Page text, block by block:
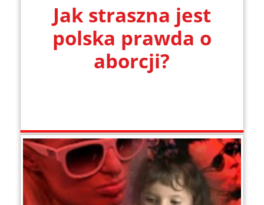
Jak straszna jest
polska prawda o
aborcji?